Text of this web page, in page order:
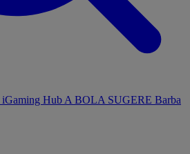
iGaming Hub A BOLA SUGERE Barba